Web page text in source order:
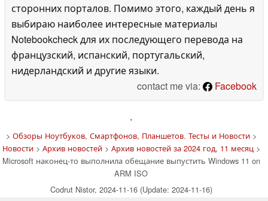
сторонних порталов. Помимо этого, каждый день я
выбираю наиболее интересные материалы
Notebookcheck для их последующего перевода на
французский, испанский, португальский,
нидерландский и другие языки.
contact me via:
Facebook
'
> Обзоры Ноутбуков, Смартфонов, Планшетов. Тесты и Новости>
Новости> Архив новостей> Архив новостей за 2024 год, 11 месяц >
Microsoft наконец-то выполнила обещание выпустить Windows 11 on
ARM ISO
Codrut Nistor, 2024-11-16 (Update: 2024-11-16)